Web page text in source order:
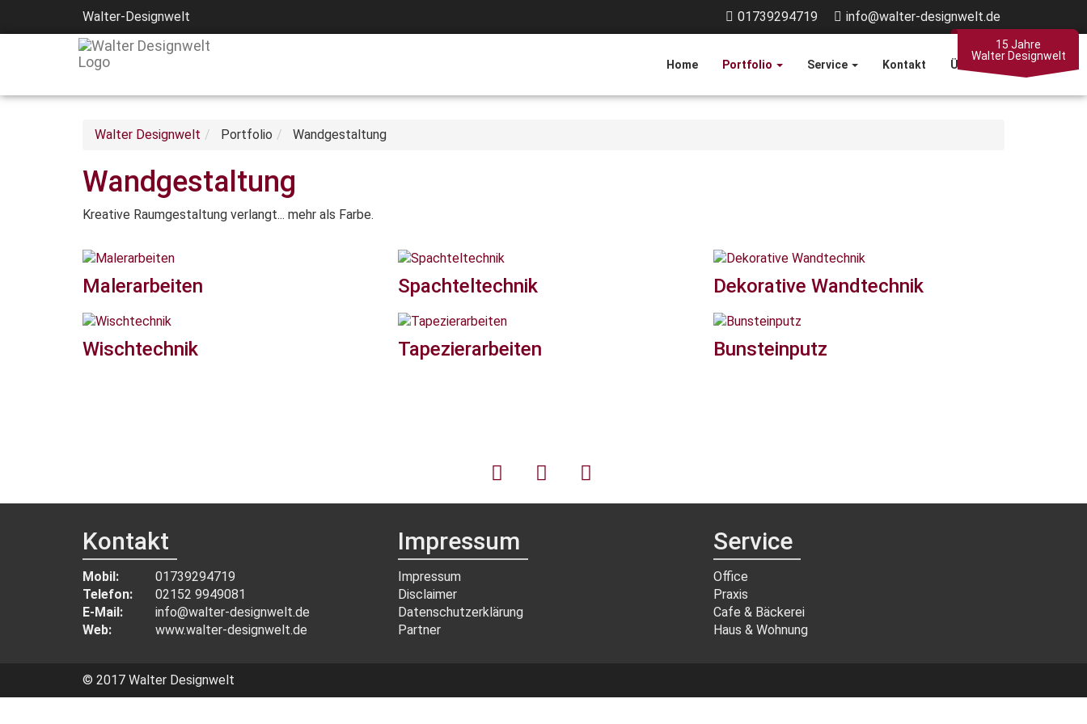
Walter-Designwelt 01739294719 info@walter-designwelt.de
Home Portfolio Service Kontakt Über Mich
15 Jahre
Walter Designwelt
Walter Designwelt Portfolio Wandgestaltung
Wandgestaltung
Kreative Raumgestaltung verlangt... mehr als Farbe.
Malerarbeiten Spachteltechnik Dekorative Wandtechnik
Wischtechnik Tapezierarbeiten Bunsteinputz
Kontakt
Mobil:
01739294719
Telefon:
02152 9949081
E-Mail:
info@walter-designwelt.de
Web:
www.walter-designwelt.de
Impressum
Impressum
Disclaimer
Datenschutzerklärung
Partner
Service
Office
Praxis
Cafe & Bäckerei
Haus & Wohnung
© 2017 Walter Designwelt